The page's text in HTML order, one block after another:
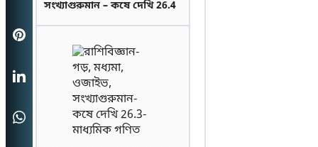
সংখ্যাগুরুমান – কষে দেখি 26.4